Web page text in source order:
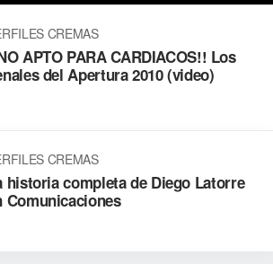
CREMAS
APTO PARA CARDIACOS!! Los
del Apertura 2010 (video)
CREMAS
historia completa de Diego Latorre
Comunicaciones